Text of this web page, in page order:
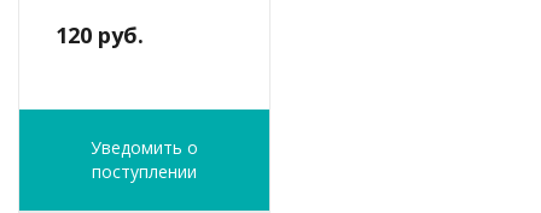
120 руб.
Уведомить о
поступлении